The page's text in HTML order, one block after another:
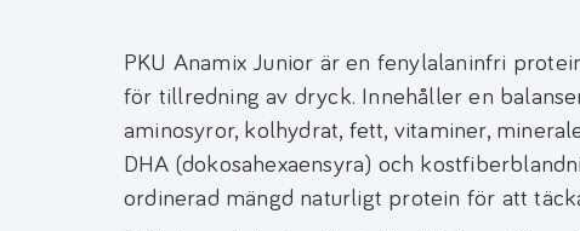
PKU Anamix Junior är en fenylalaninfri
för tillredning av dryck. Innehåller en
aminosyror, kolhydrat, fett, vitaminer,
DHA (dokosahexaensyra) och
ordinerad mängd naturligt protein för att